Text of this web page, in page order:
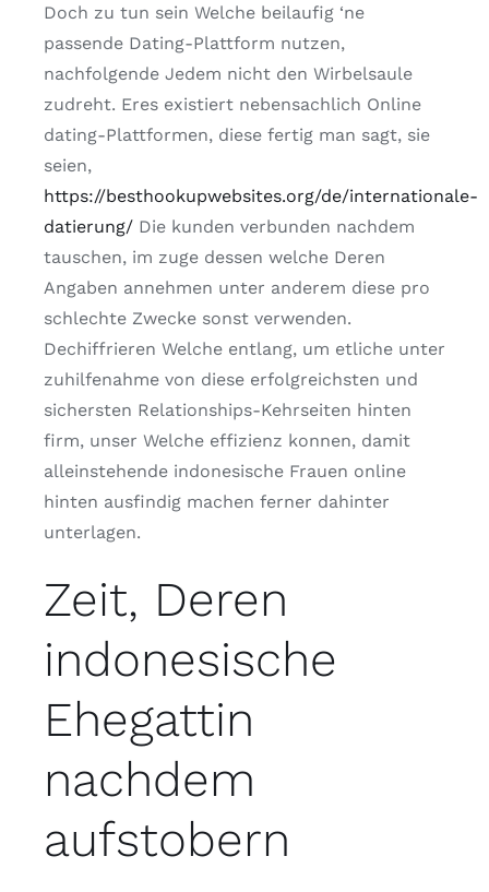
Doch zu tun sein Welche beilaufig ‘ne
passende Dating-Plattform nutzen,
nachfolgende Jedem nicht den Wirbelsaule
zudreht. Eres existiert nebensachlich Online
dating-Plattformen, diese fertig man sagt, sie
seien,
https://besthookupwebsites.org/de/internationale-
datierung/ Die kunden verbunden nachdem
tauschen, im zuge dessen welche Deren
Angaben annehmen unter anderem diese pro
schlechte Zwecke sonst verwenden.
Dechiffrieren Welche entlang, um etliche unter
zuhilfenahme von diese erfolgreichsten und
sichersten Relationships-Kehrseiten hinten
firm, unser Welche effizienz konnen, damit
alleinstehende indonesische Frauen online
hinten ausfindig machen ferner dahinter
unterlagen.
Zeit, Deren
indonesische
Ehegattin
nachdem
aufstobern